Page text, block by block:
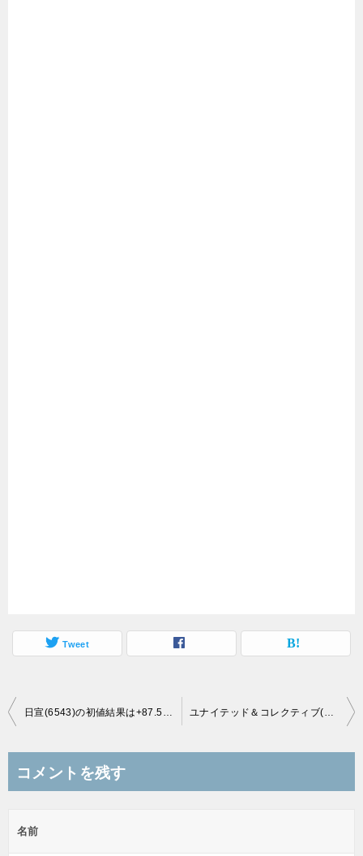
Tweet
投
ビ
ー
日宣(6543)の初値結果は+87.5%高の3,000円、想定よりも高い初値！ ユナイテッド＆コレクティブ(3557)・フュージョン(3977)の初値結果！
コメントを残す
名前